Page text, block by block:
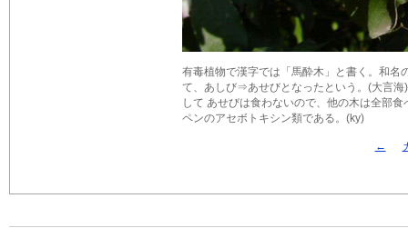
有毒植物で漢字では「馬酔木」と書く。和名
て、あしび⇒あせびとなったという。(大言
して あせびは食わないので、他の木は全部
ペンのアセボトキシン類である。(ky)
←